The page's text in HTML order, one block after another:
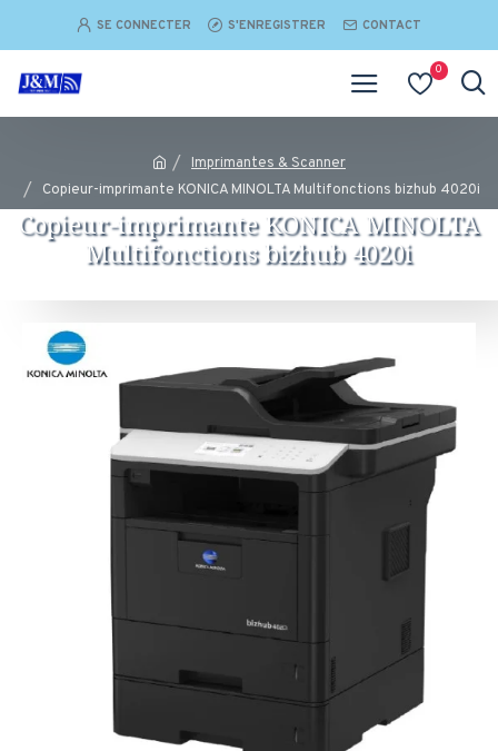
SE CONNECTER S'ENREGISTRER CONTACT
0
Imprimantes & Scanner
Copieur-imprimante KONICA MINOLTA Multifonctions bizhub 4020i
Copieur-imprimante KONICA MINOLTA
Multifonctions bizhub 4020i